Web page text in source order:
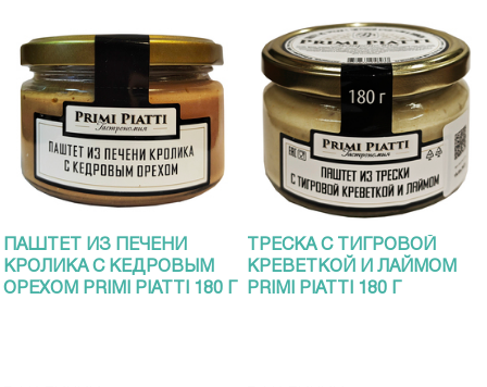
ПАШТЕТ ИЗ ПЕЧЕНИ
КРОЛИКА С КЕДРОВЫМ
ОРЕХОМ PRIMI PIATTI 180 Г
ТРЕСКА С ТИГРОВОЙ
КРЕВЕТКОЙ И ЛАЙМОМ
PRIMI PIATTI 180 Г